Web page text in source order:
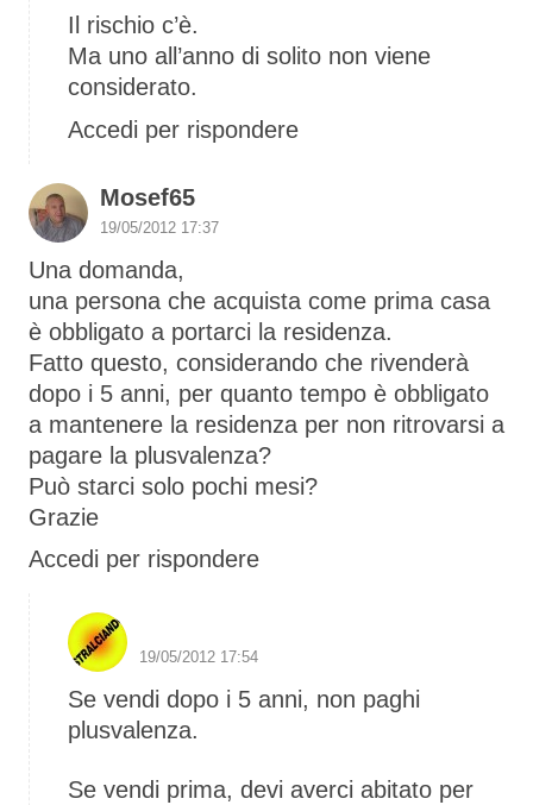
Il rischio c’è.
Ma uno all’anno di solito non viene
considerato.
Accedi per rispondere
Mosef65
19/05/2012 17:37
Una domanda,
una persona che acquista come prima casa
è obbligato a portarci la residenza.
Fatto questo, considerando che rivenderà
dopo i 5 anni, per quanto tempo è obbligato
a mantenere la residenza per non ritrovarsi a
pagare la plusvalenza?
Può starci solo pochi mesi?
Grazie
Accedi per rispondere
19/05/2012 17:54
Se vendi dopo i 5 anni, non paghi
plusvalenza.
Se vendi prima, devi averci abitato per